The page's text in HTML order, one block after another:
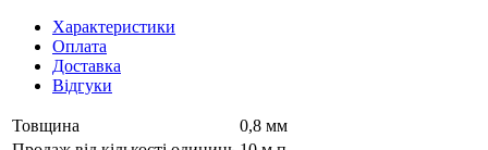
Характеристики
Оплата
Доставка
Відгуки
Товщина
0,8 мм